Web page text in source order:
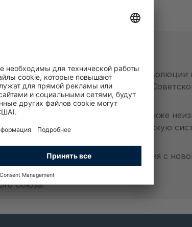
советской истории. От революции
и нераскрытые тайны великого
криминальные истории, а также
которые сформировали советскую
и приглашает взглянуть на события с
Союза!